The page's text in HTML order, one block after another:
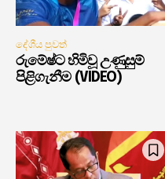
දේශීය පුවත්
රුමේෂ්ට හිමිවූ උණුසුම්
පිළිගැනීම (VIDEO)